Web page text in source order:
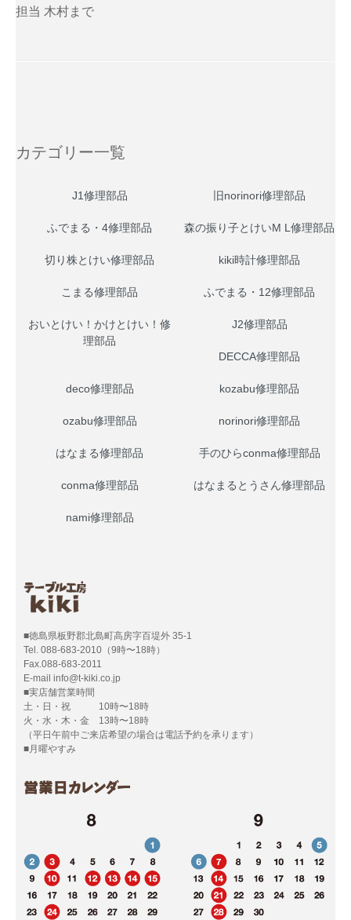
担当 木村まで
カテゴリー一覧
J1修理部品 旧norinori修理部品
ふでまる・4修理部品 森の振り子とけいM L修理部品
切り株とけい修理部品 kiki時計修理部品
こまる修理部品 ふでまる・12修理部品
おいとけい！かけとけい！修
理部品
J2修理部品
DECCA修理部品
deco修理部品 kozabu修理部品
ozabu修理部品 norinori修理部品
はなまる修理部品 手のひらconma修理部品
conma修理部品 はなまるとうさん修理部品
nami修理部品
■徳島県板野郡北島町高房字百堤外 35-1
Tel. 088-683-2010（9時〜18時）
Fax.088-683-2011
E-mail info@t-kiki.co.jp
■実店舗営業時間
土・日・祝 10時〜18時
火・水・木・金 13時〜18時
（平日午前中ご来店希望の場合は電話予約を承ります）
■月曜やすみ